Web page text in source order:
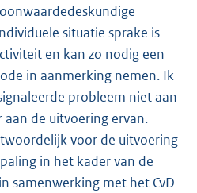
situatie sprake is
en kan zo nodig een
in aanmerking nemen. Ik
probleem niet aan
de uitvoering ervan.
voor de uitvoering
in het kader van de
samenwerking met het CvD